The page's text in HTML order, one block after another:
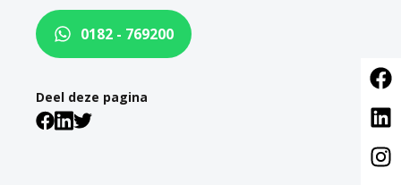
0182 - 769200
Deel deze pagina